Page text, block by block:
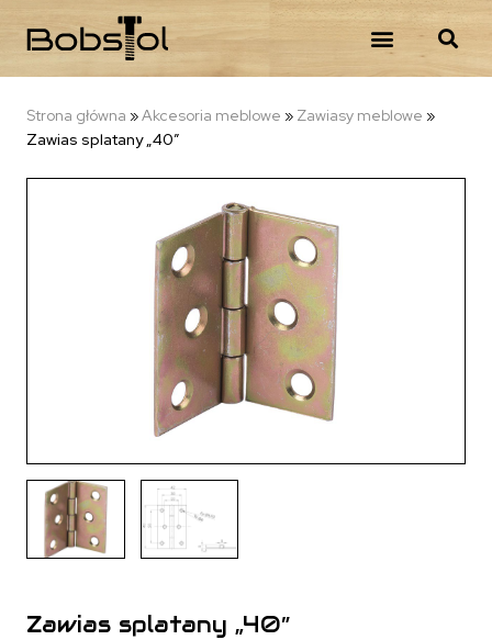
Strona główna »Akcesoria meblowe » Zawiasy meblowe »
Zawias splatany „40”
Zawias splatany „40”